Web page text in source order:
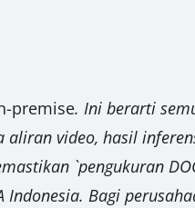
premise. Ini berarti
aliran video, hasil
`pengukuran
Bagi